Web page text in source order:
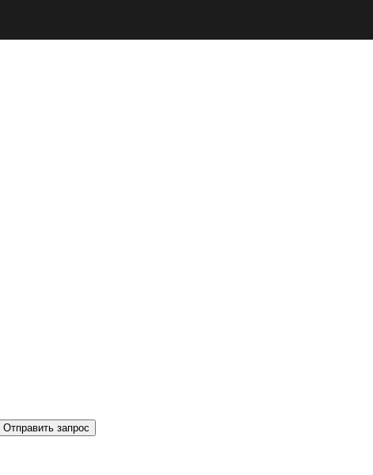
Отправить запрос